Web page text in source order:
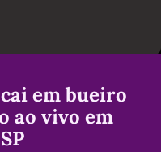
em bueiro
ao vivo em